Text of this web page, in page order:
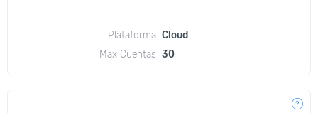
Plataforma Cloud
Max Cuentas 30